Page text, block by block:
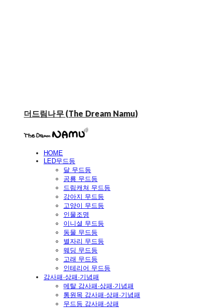
더드림나무 (The Dream Namu)
HOME
LED무드등
달 무드등
공룡 무드등
드림캐쳐 무드등
강아지 무드등
고양이 무드등
인물조명
이니셜 무드등
동물 무드등
별자리 무드등
웨딩 무드등
고래 무드등
인테리어 무드등
감사패·상패·기념패
메탈 감사패·상패·기념패
통원목 감사패·상패·기념패
무드등 감사패·상패